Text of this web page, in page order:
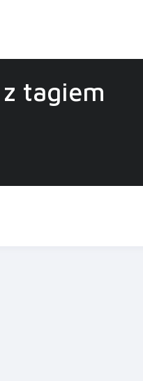
tagiem